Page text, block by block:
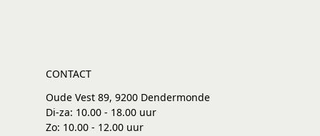
CONTACT
Oude Vest 89, 9200 Dendermonde
Di-za: 10.00 - 18.00 uur
Zo: 10.00 - 12.00 uur